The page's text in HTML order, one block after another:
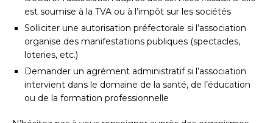
est soumise à la TVA ou à l’impôt sur les sociétés
Solliciter une autorisation préfectorale si l’association
organise des manifestations publiques (spectacles,
loteries, etc.)
Demander un agrément administratif si l’association
intervient dans le domaine de la santé, de l’éducation
ou de la formation professionnelle